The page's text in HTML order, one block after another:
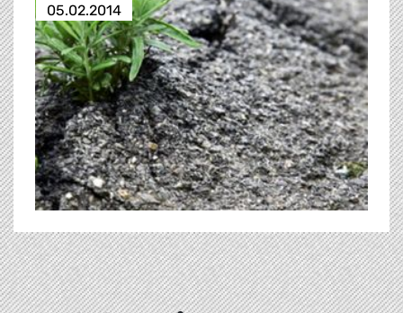
05.02.2014